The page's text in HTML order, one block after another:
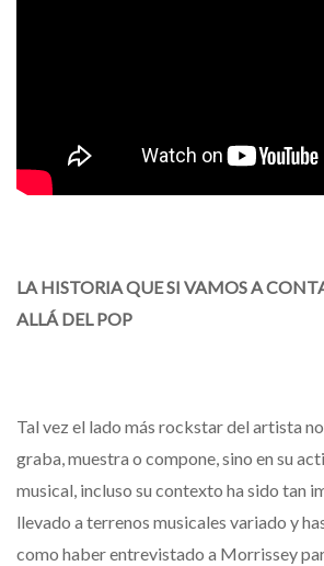
LA HISTORIA QUE SI VAMOS A
ALLÁ DEL POP
Tal vez el lado más rockstar del artista
graba, muestra o compone, sino en su
musical, incluso su contexto ha sido tan
llevado a terrenos musicales variado y
como haber entrevistado a Morrissey